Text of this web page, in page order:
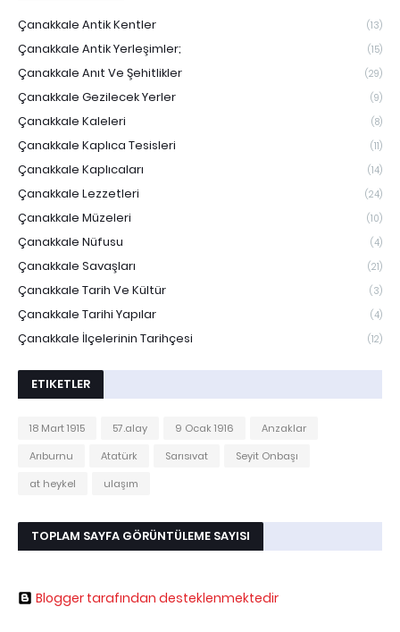
Çanakkale Antik Kentler (13)
Çanakkale Antik Yerleşimler; (15)
Çanakkale Anıt Ve Şehitlikler (29)
Çanakkale Gezilecek Yerler (9)
Çanakkale Kaleleri (8)
Çanakkale Kaplıca Tesisleri (11)
Çanakkale Kaplıcaları (14)
Çanakkale Lezzetleri (24)
Çanakkale Müzeleri (10)
Çanakkale Nüfusu (4)
Çanakkale Savaşları (21)
Çanakkale Tarih Ve Kültür (3)
Çanakkale Tarihi Yapılar (4)
Çanakkale İlçelerinin Tarihçesi (12)
ETIKETLER
18 Mart 1915 57.alay 9 Ocak 1916
Anzaklar
Arıburnu
Atatürk Sarısıvat
Seyit Onbaşı
at heykel
ulaşım
TOPLAM SAYFA GÖRÜNTÜLEME SAYISI
Blogger tarafından desteklenmektedir